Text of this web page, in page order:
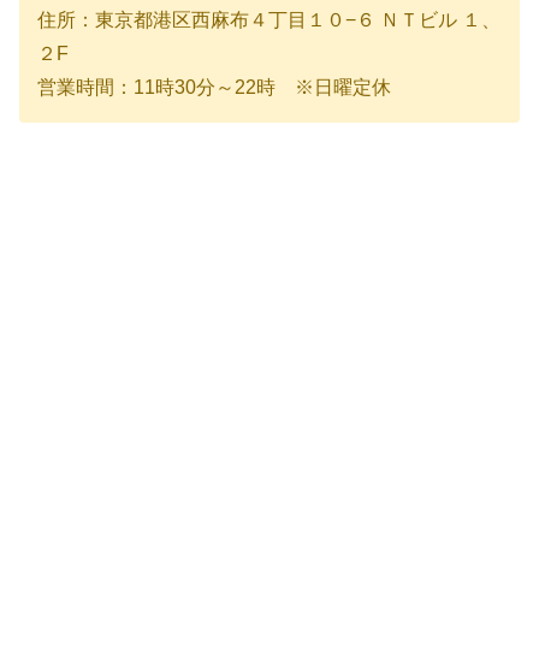
住所：東京都港区西麻布４丁目１０−６ ＮＴビル １、
２F
営業時間：11時30分～22時 ※日曜定休